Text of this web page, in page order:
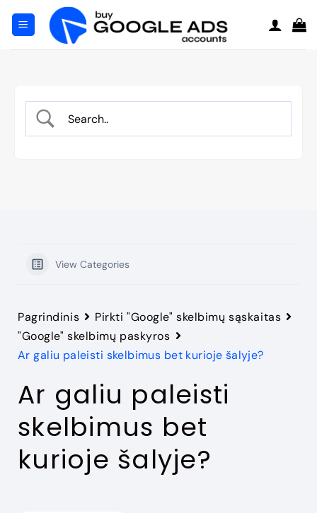
prie
View Categories
Pagrindinis
Pirkti "Google" skelbimų sąskaitas
"Google" skelbimų paskyros
Ar galiu paleisti skelbimus bet kurioje šalyje?
Ar galiu paleisti
skelbimus bet
kurioje šalyje?